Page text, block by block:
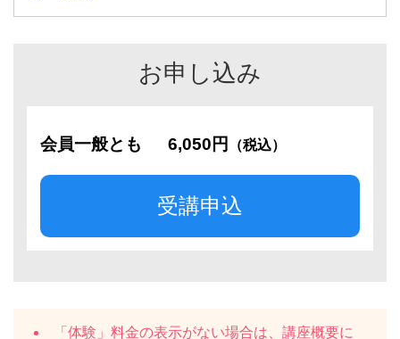
お申し込み
会員一般とも 6,050円 （税込）
受講申込
「体験」料金の表示がない場合は、講座概要に